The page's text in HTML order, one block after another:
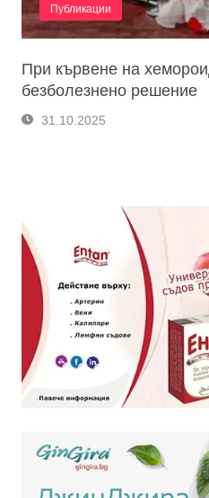
Публикации
При кървене на
безболезнено решение
31.10.2025